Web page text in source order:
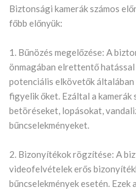
Biztonsági kamerák számos
főbb előnyük:
1. Bűnözés megelőzése: A
önmagában elrettentő
potenciális elkövetők
figyelik őket. Ezáltal a kamerák
betöréseket, lopásokat,
bűncselekményeket.
2. Bizonyítékok rögzítése: A
videofelvételek erős
bűncselekmények esetén.